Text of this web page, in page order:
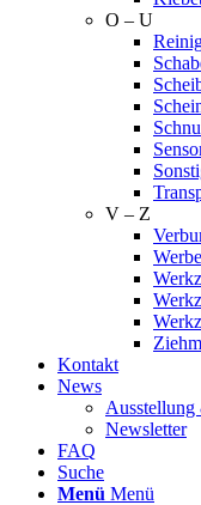
O – U
V – Z
Kontakt
News
Ausstellung
Newsletter
FAQ
Suche
Menü Menü